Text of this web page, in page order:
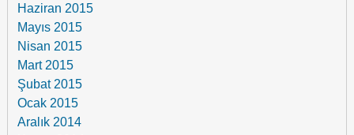
Haziran 2015
Mayıs 2015
Nisan 2015
Mart 2015
Şubat 2015
Ocak 2015
Aralık 2014